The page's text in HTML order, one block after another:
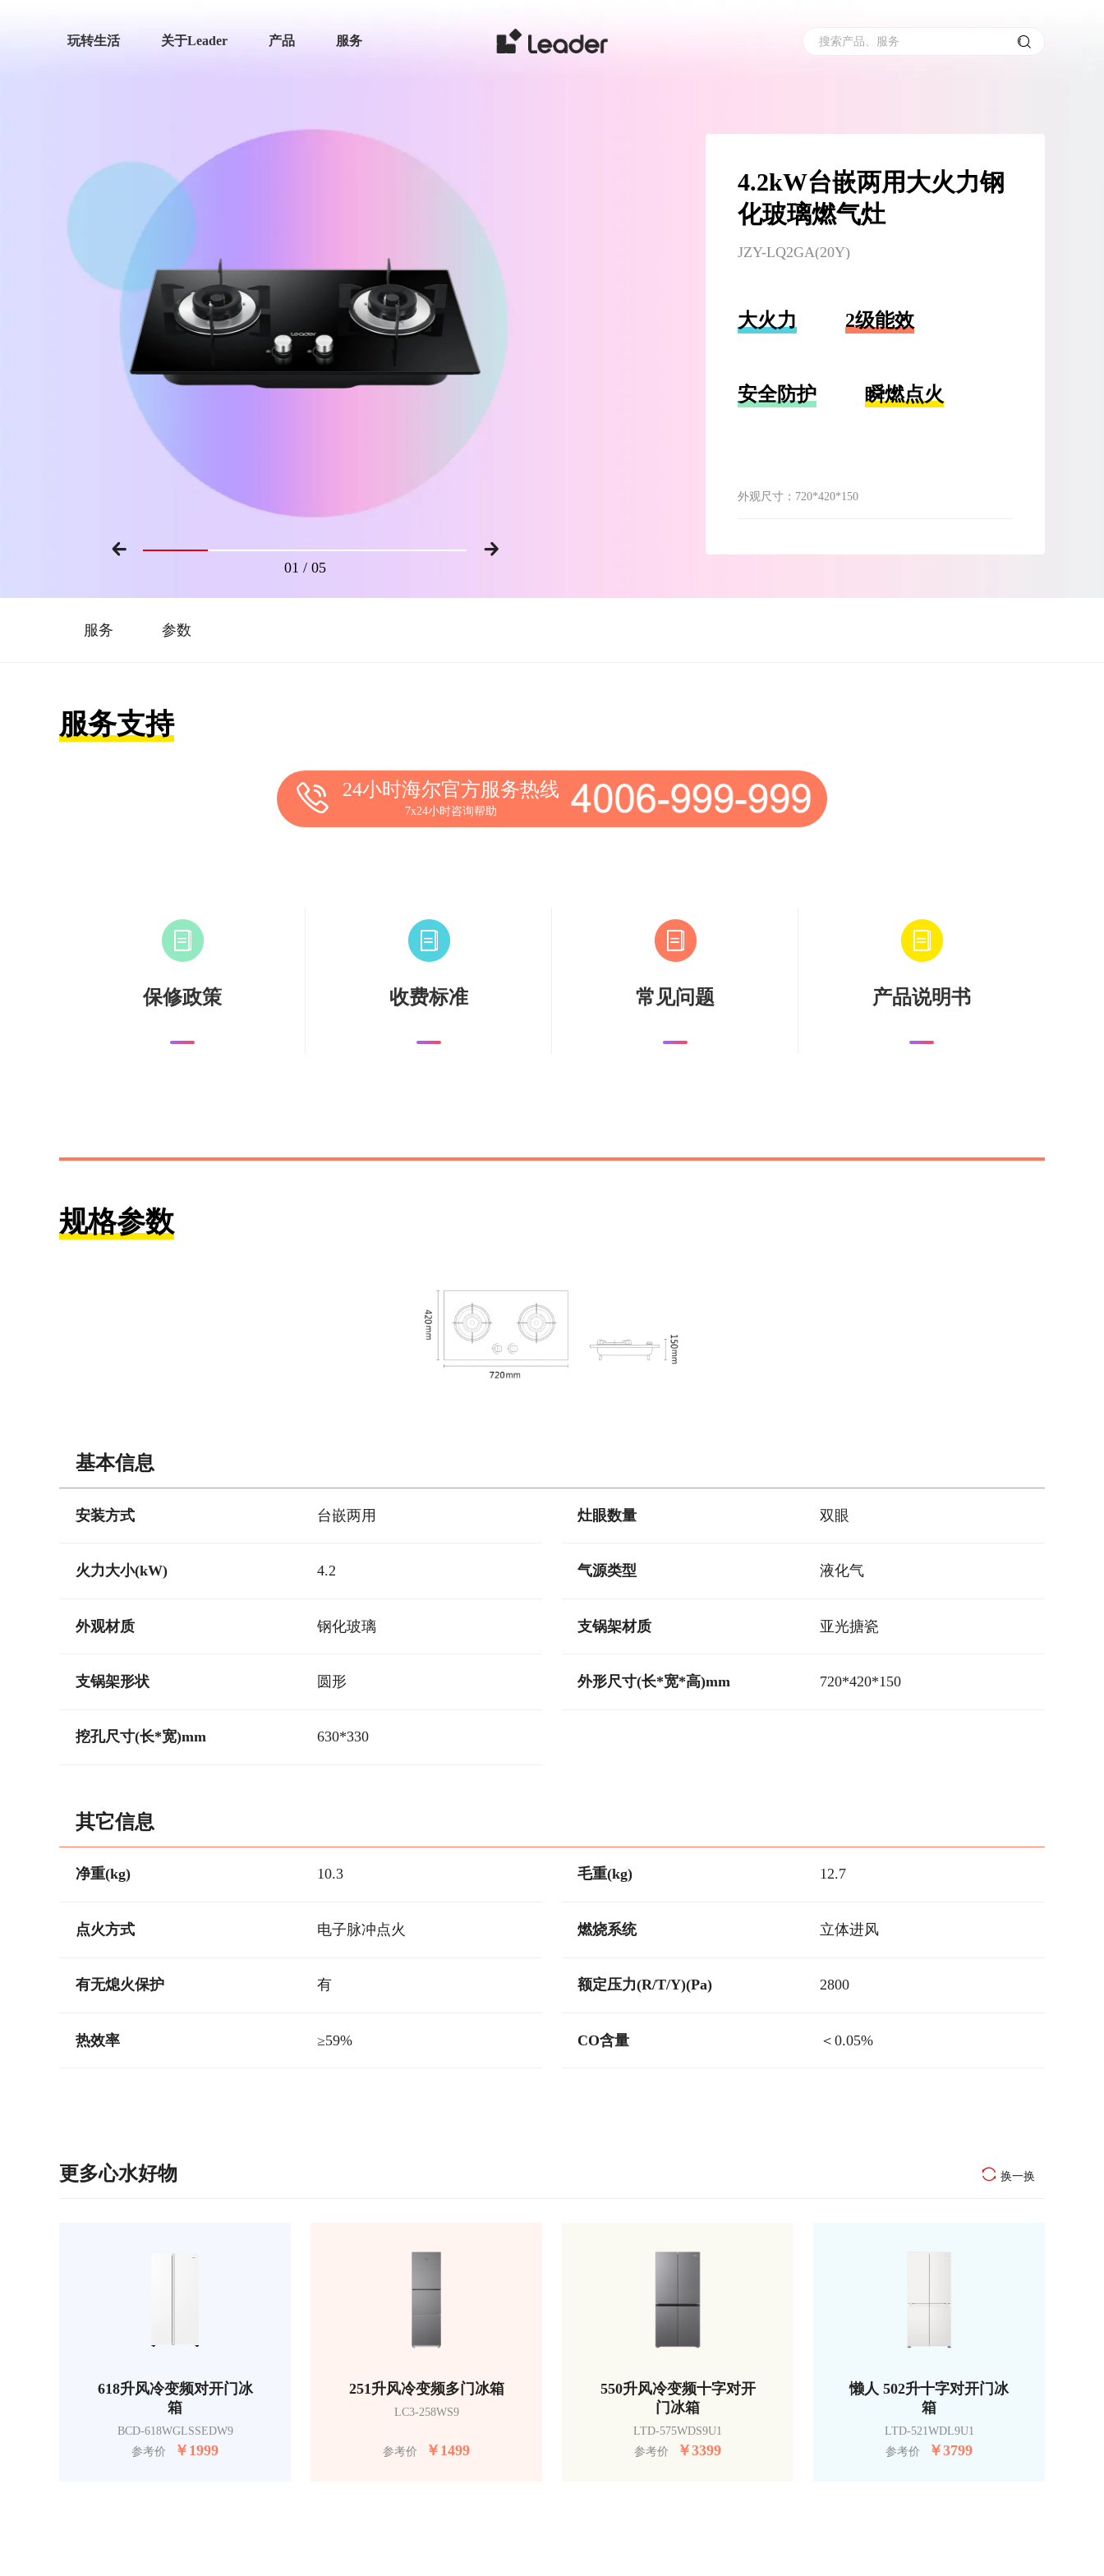
搜索产品、服务
玩转生活 关于Leader 产品 服务
01 / 05
4.2kW台嵌两用大火力钢
化玻璃燃气灶
JZY-LQ2GA(20Y)
大火力 2级能效
安全防护 瞬燃点火
外观尺寸： 720*420*150
服务 参数
服务支持
24小时海尔官方服务热线
7x24小时咨询帮助
保修政策 收费标准 常见问题 产品说明书
规格参数
基本信息
安装方式 台嵌两用 灶眼数量 双眼
火力大小(kW) 4.2 气源类型 液化气
外观材质 钢化玻璃 支锅架材质 亚光搪瓷
支锅架形状 圆形 外形尺寸(长*宽*高)mm 720*420*150
挖孔尺寸(长*宽)mm 630*330
其它信息
净重(kg) 10.3 毛重(kg) 12.7
点火方式 电子脉冲点火 燃烧系统 立体进风
有无熄火保护 有 额定压力(R/T/Y)(Pa) 2800
热效率 ≥59% CO含量 ＜0.05%
更多心水好物 换一换
618升风冷变频对开门冰
箱
BCD-618WGLSSEDW9
参考价
￥ 1999
251升风冷变频多门冰箱
LC3-258WS9
参考价 ￥ 1499
550升风冷变频十字对开
门冰箱
LTD-575WDS9U1
参考价
￥3399
懒人 502升十字对开门冰
箱
LTD-521WDL9U1
参考价
￥3799